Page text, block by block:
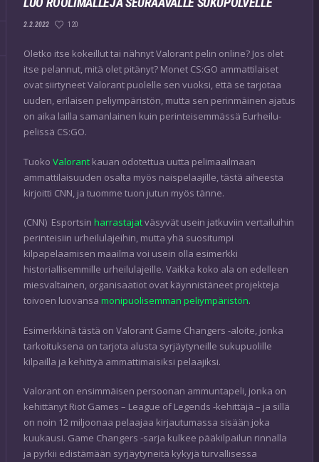
2.2.2022 120
Oletko itse kokeillut tai nähnyt Valorant pelin online? Jos olet
itse pelannut, mitä olet pitänyt? Monet CS:GO ammattilaiset
ovat siirtyneet Valorant puolelle sen vuoksi, että se tarjotaa
uuden, erilaisen peliympäristön, mutta sen perinmäinen ajatus
on aika lailla samanlainen kuin perinteisemmässä Eurheilu-
pelissä CS:GO.
Tuoko Valorant kauan odotettua uutta pelimaailmaan
ammattilaisuuden osalta myös naispelaajille, tästä aiheesta
kirjoitti CNN, ja tuomme tuon jutun myös tänne.
(CNN) Esportsin harrastajatväsyvät usein jatkuviin vertailuihin
perinteisiin urheilulajeihin, mutta yhä suositumpi
kilpapelaamisen maailma voi usein olla esimerkki
historiallisemmille urheilulajeille. Vaikka koko ala on edelleen
miesvaltainen, organisaatiot ovat käynnistäneet projekteja
toivoen luovansa monipuolisemman peliympäristön.
Esimerkkinä tästä on Valorant Game Changers -aloite, jonka
tarkoituksena on tarjota alusta syrjäytyneille sukupuolille
kilpailla ja kehittyä ammattimaisiksi pelaajiksi.
Valorant on ensimmäisen persoonan ammuntapeli, jonka on
kehittänyt Riot Games – League of Legends -kehittäjä – ja sillä
on noin 12 miljoonaa pelaajaa kirjautumassa sisään joka
kuukausi. Game Changers -sarja kulkee pääkilpailun rinnalla
ja pyrkii edistämään syrjäytyneitä kykyjä turvallisessa